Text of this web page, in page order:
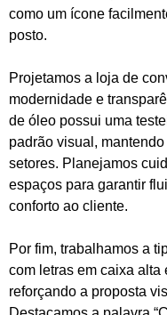
como um ícone
posto.
Projetamos a loja de
modernidade e
de óleo possui uma
padrão visual,
setores. Planejamos
espaços para garantir
conforto ao cliente.
Por fim, trabalhamos a
com letras em caixa alta
reforçando a proposta